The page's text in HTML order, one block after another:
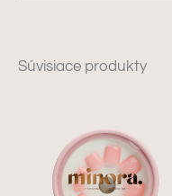
Súvisiace produkty